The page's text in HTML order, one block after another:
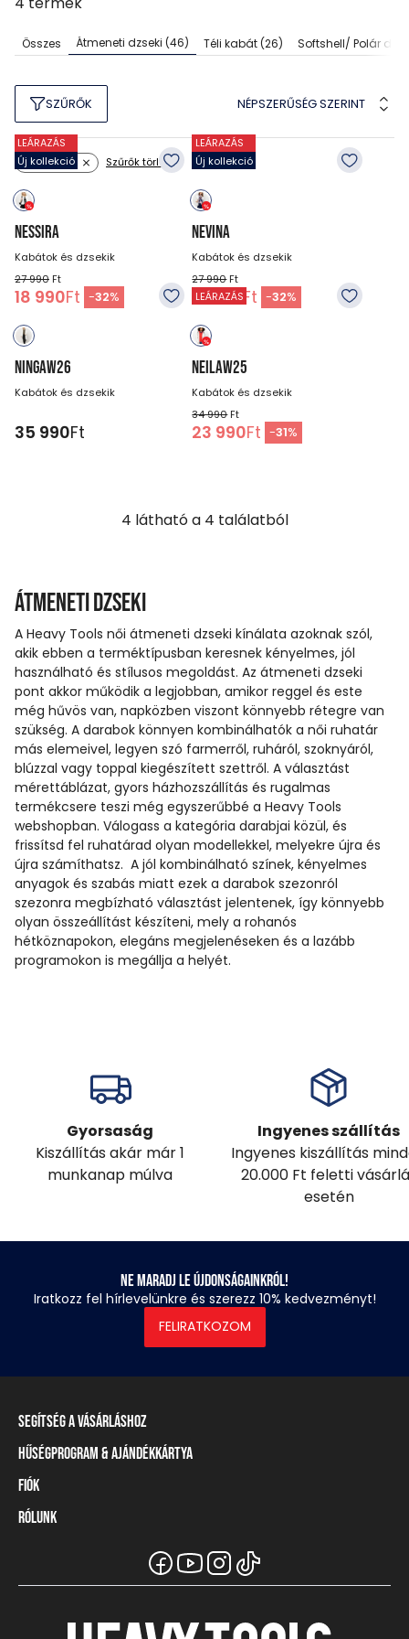
Összes Átmeneti dzseki (46) Téli kabát(26) Softshell/ Polár
SZŰRŐK NÉPSZERŰSÉG SZERINT
Szín: fehér Szűrők törlése
LEÁRAZÁS
Új kollekció
NESSIRA
Kabátok és dzsekik
27 990 Ft
18 990Ft -32%
LEÁRAZÁS
Új kollekció
NEVINA
Kabátok és dzsekik
27 990Ft
18 990Ft -32%
NINGAW26
Kabátok és dzsekik
35 990Ft
LEÁRAZÁS
NEILAW25
Kabátok és dzsekik
34 990Ft
23 990Ft -31%
4 látható a 4 találatból
Átmeneti dzseki
A Heavy Tools női átmeneti dzseki kínálata azoknak szól,
akik ebben a terméktípusban keresnek kényelmes, jól
használható és stílusos megoldást. Az átmeneti dzseki
pont akkor működik a legjobban, amikor reggel és este
még hűvös van, napközben viszont könnyebb rétegre van
szükség. A darabok könnyen kombinálhatók a női ruhatár
más elemeivel, legyen szó farmerről, ruháról, szoknyáról,
blúzzal vagy toppal kiegészített szettről. A választást
mérettáblázat, gyors házhozszállítás és rugalmas
termékcsere teszi még egyszerűbbé a Heavy Tools
webshopban. Válogass a kategória darabjai közül, és
frissítsd fel ruhatárad olyan modellekkel, melyekre újra és
újra számíthatsz. A jól kombinálható színek, kényelmes
anyagok és szabás miatt ezek a darabok szezonról
szezonra megbízható választást jelentenek, így könnyebb
olyan összeállítást készíteni, mely a rohanós
hétköznapokon, elegáns megjelenéseken és a lazább
programokon is megállja a helyét.
Gyorsaság
Kiszállítás akár már 1
munkanap múlva
Ingyenes szállítás
Ingyenes kiszállítás
20.000 Ft feletti
esetén
Ne maradj le újdonságainkról!
Iratkozz fel hírlevelünkre és szerezz 10% kedvezményt!
FELIRATKOZOM
Segítség a vásárláshoz
Szállítási információ
Fizetési módok
Mérettáblázat
Üzleteink és viszonteladók
Gyakori kérdések (GYIK)
Hűségprogram & Ajándékkártya
Törzsvásárlói program
Ajándékkártya
Fiók
Belépés / Regisztráció
Rólunk
A Heavy Tools márka
Viszonteladói információ
Széchenyi Terv Plusz